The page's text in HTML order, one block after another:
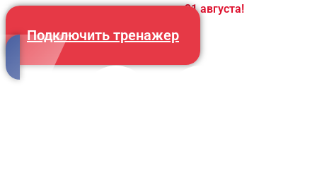
Спешите! Скидка до31 августа!
Подключить тренажер